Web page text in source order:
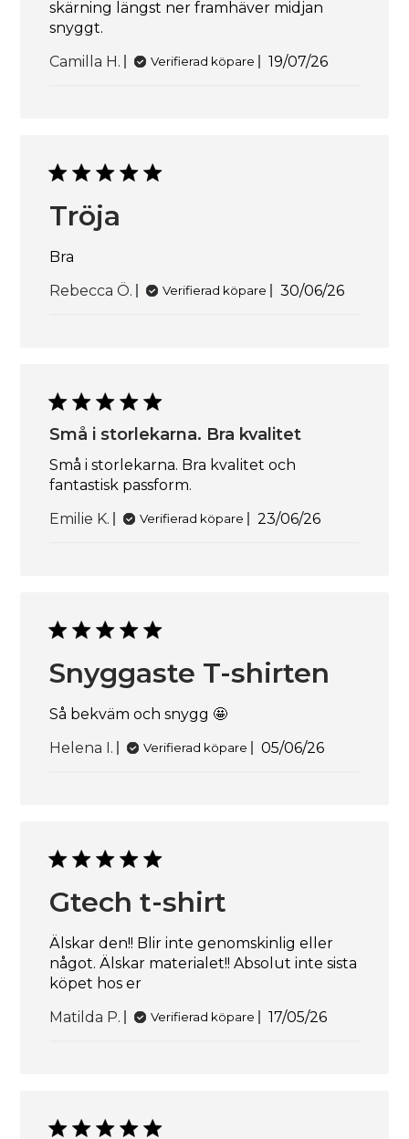
skärning längst ner framhäver midjan
snyggt.
Camilla H.
Verifierad köpare 19/07/26
Tröja
Bra
Rebecca Ö.
Verifierad köpare 30/06/26
Små i storlekarna. Bra kvalitet
Små i storlekarna. Bra kvalitet och
fantastisk passform.
Emilie K.
Verifierad köpare 23/06/26
Snyggaste T-shirten
Så bekväm och snygg 🤩
Helena I.
Verifierad köpare 05/06/26
Gtech t-shirt
Älskar den!! Blir inte genomskinlig eller
något. Älskar materialet!! Absolut inte sista
köpet hos er
Matilda P.
Verifierad köpare 17/05/26